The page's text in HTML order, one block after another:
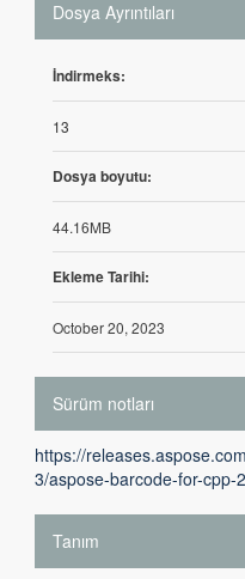
Dosya Ayrıntıları
İndirmeks:
13
Dosya boyutu:
44.16MB
Ekleme Tarihi:
October 20, 2023
Sürüm notları
https://
3/aspose-barcode-for-cpp-
Tanım